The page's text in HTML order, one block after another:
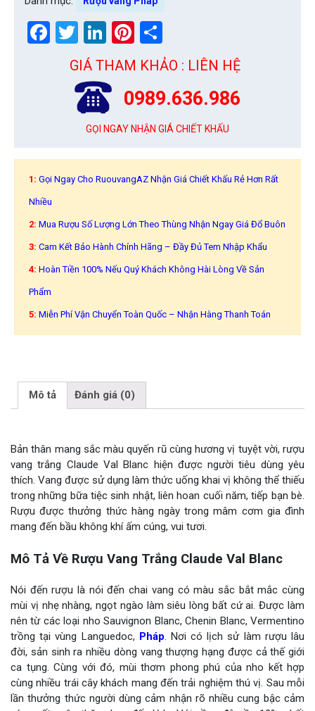
Facebook
Twitter
LinkedIn
Pinterest
GIÁ THAM KHẢO : LIÊN HỆ
0989.636.986
GỌI NGAY NHẬN GIÁ CHIẾT KHẤU
1: Gọi Ngay Cho RuouvangAZ Nhận Giá Chiết Khấu Rẻ Hơn Rất
Nhiều
2: Mua Rượu Số Lượng Lớn Theo Thùng Nhận Ngay Giá Đổ Buôn
3: Cam Kết Bảo Hành Chính Hãng – Đầy Đủ Tem Nhập Khẩu
4: Hoàn Tiền 100% Nếu Quý Khách Không Hài Lòng Về Sản
Phẩm
5: Miễn Phí Vận Chuyển Toàn Quốc – Nhận Hàng Thanh Toán
Mô tả Đánh giá (0)
Bản thân mang sắc màu quyến rũ cùng hương vị tuyệt vời, rượu
vang trắng Claude Val Blanc hiện được người tiêu dùng yêu
thích. Vang được sử dụng làm thức uống khai vị không thể thiếu
trong những bữa tiệc sinh nhật, liên hoan cuối năm, tiếp bạn bè.
Rượu được thưởng thức hàng ngày trong mâm cơm gia đình
mang đến bầu không khí ấm cúng, vui tươi.
Mô Tả Về Rượu Vang Trắng Claude Val Blanc
Nói đến rượu là nói đến chai vang có màu sắc bắt mắc cùng
mùi vị nhẹ nhàng, ngọt ngào làm siêu lòng bất cứ ai. Được làm
nên từ các loại nho Sauvignon Blanc, Chenin Blanc, Vermentino
trồng tại vùng Languedoc, Pháp. Nơi có lịch sử làm rượu lâu
đời, sản sinh ra nhiều dòng vang thượng hạng được cả thế giới
ca tụng. Cùng với đó, mùi thơm phong phú của nho kết hợp
cùng nhiều trái cây khách mang đến trải nghiệm thú vị. Sau mỗi
lần thưởng thức người dùng cảm nhận rõ nhiều cung bậc cảm